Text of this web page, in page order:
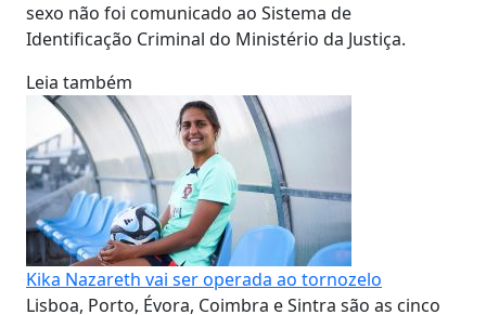
sexo não foi comunicado ao Sistema de
Identificação Criminal do Ministério da Justiça.
Leia também
Kika Nazareth vai ser operada ao tornozelo
Lisboa, Porto, Évora, Coimbra e Sintra são as cinco